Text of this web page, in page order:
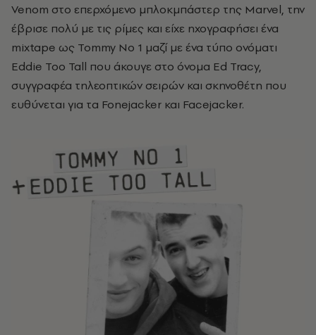
Venom στο επερχόμενο μπλοκμπάστερ της Marvel, την
έβρισε πολύ με τις ρίμες και είχε ηχογραφήσει ένα
mixtape ως Tommy No 1 μαζί με ένα τύπο ονόματι
Eddie Too Tall που άκουγε στο όνομα Ed Tracy,
συγγραφέα τηλεοπτικών σειρών και σκηνοθέτη που
ευθύνεται για τα Fonejacker και Facejacker.